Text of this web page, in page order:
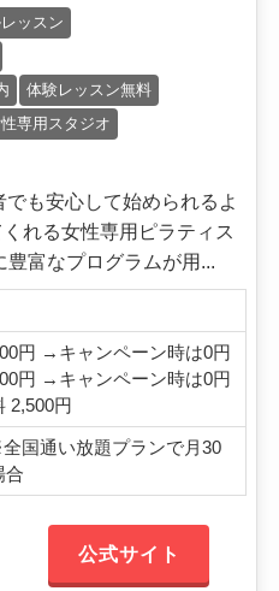
ッスン
体験レッスン無料
専用スタジオ
も安心して始められるよ
れる女性専用ピラティス
豊富なプログラムが用...
円 →キャンペーン時は0円
円 →キャンペーン時は0円
2,500円
国通い放題プランで月30
合
公式サイト